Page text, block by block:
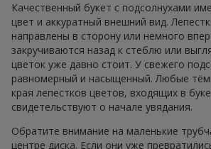
Качественный букет с подсолнухами
цвет и аккуратный внешний вид.
направлены в сторону или немного
закручиваются назад к стеблю или
цветок уже давно стоит. У свежего
равномерный и насыщенный. Любые
края лепестков цветов, входящих в
свидетельствуют о начале увядания.
Обратите внимание на маленькие
центре диска. Если они уже